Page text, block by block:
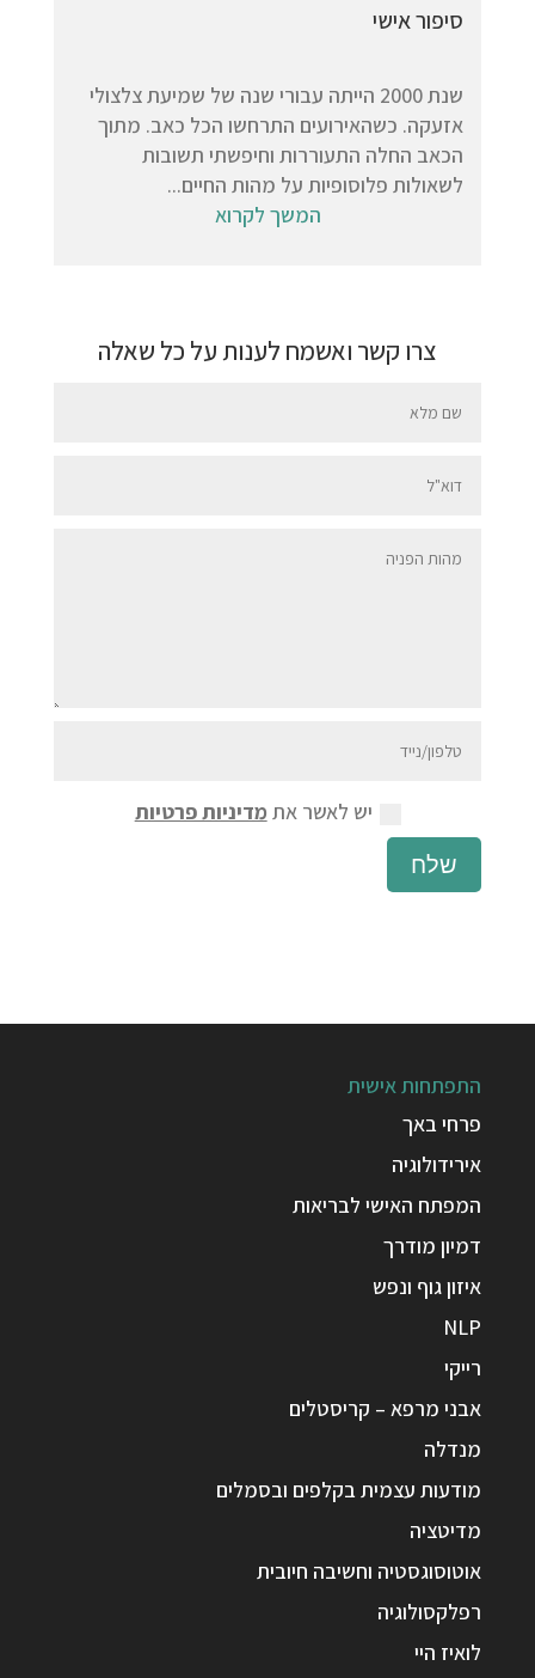
סיפור אישי
שנת 2000 הייתה עבורי שנה של שמיעת צלצולי
אזעקה. כשהאירועים התרחשו הכל כאב. מתוך
הכאב החלה התעוררות וחיפשתי תשובות
לשאולות פלוסופיות על מהות החיים...
המשך לקרוא
צרו קשר ואשמח לענות על כל שאלה
יש לאשר את מדיניות פרטיות
שלח
התפתחות אישית
פרחי באך
אירידולוגיה
המפתח האישי לבריאות
דמיון מודרך
איזון גוף ונפש
NLP
רייקי
אבני מרפא – קריסטלים
מנדלה
מודעות עצמית בקלפים ובסמלים
מדיטציה
אוטוסוגסטיה וחשיבה חיובית
רפלקסולוגיה
לואיז היי